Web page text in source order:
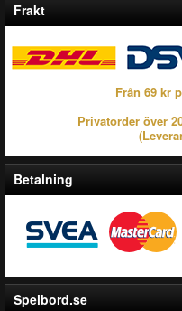
Frakt
Från 69 kr
Privatorder över
Betalning
Spelbord.se